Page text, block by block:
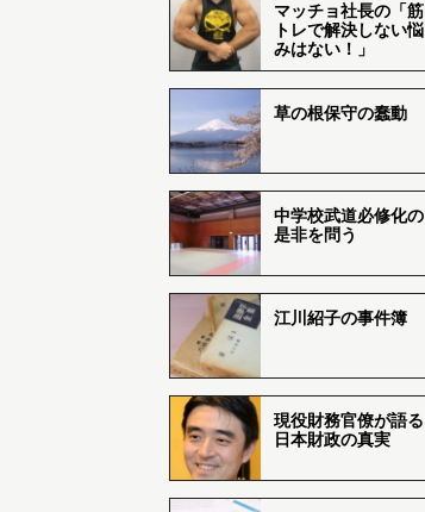
マッチョ社長の「筋
トレで解決しない悩
みはない！」
草の根保守の蠢動
中学校武道必修化の
是非を問う
江川紹子の事件簿
現役財務官僚が語る
日本財政の真実